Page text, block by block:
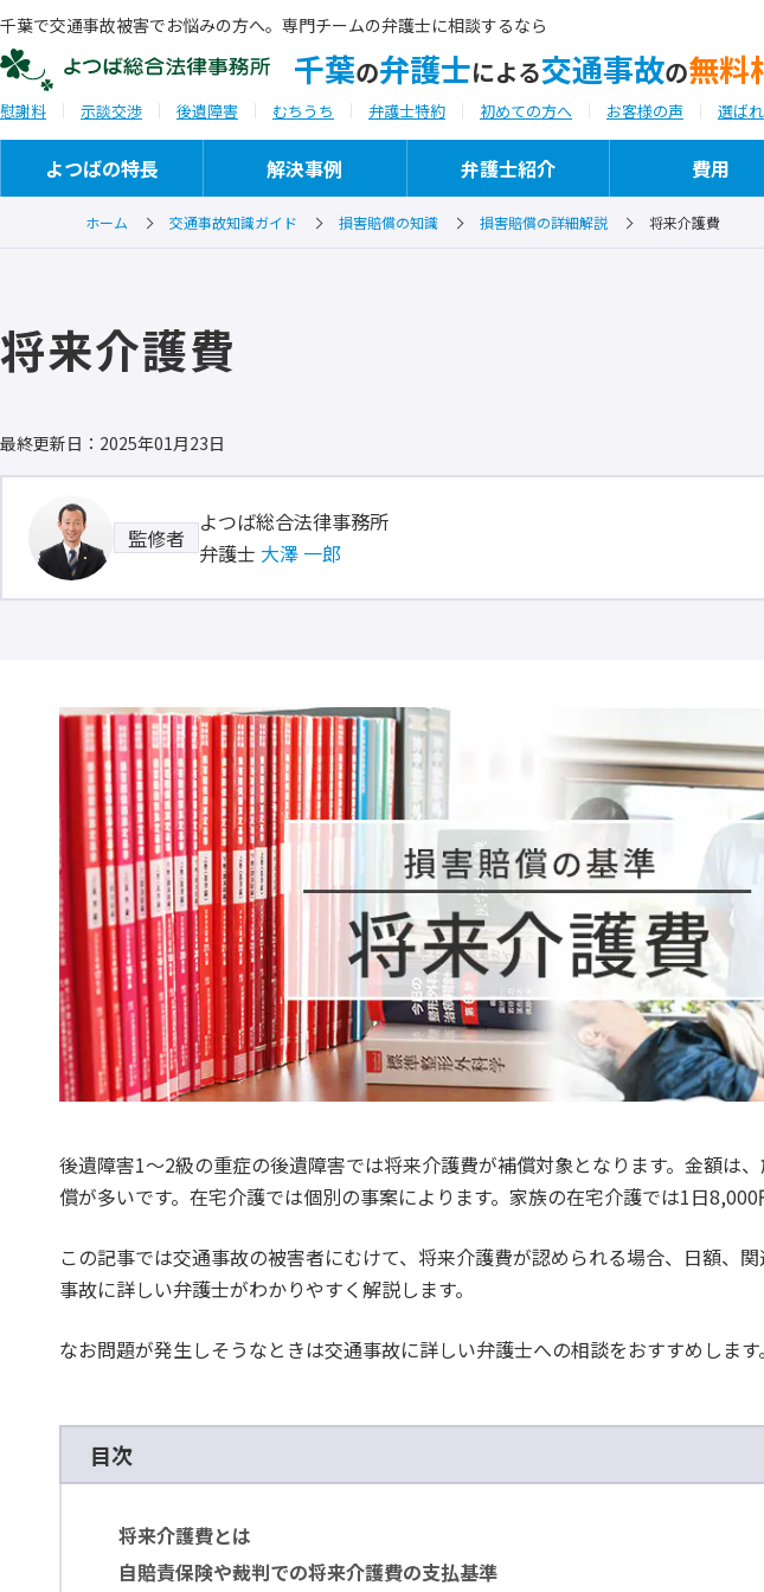
千葉で交通事故被害でお悩みの方へ。専門チームの弁護士に相談するなら
千葉の弁護士による交通事故の無料
慰謝料 示談交渉 後遺障害 むちうち 弁護士特約 初めての方へ お客様の声 選ば
よつばの特長
ご相談実例
解決事例 弁護士紹介 費用
セミナー・研修会講師
ホーム 交通事故知識ガイド 損害賠償の知識 損害賠償の詳細解説 将来介護費
将来介護費
最終更新日：2025年01月23日
監修者
よつば総合法律事務所
弁護士 大澤 一郎
後遺障害1～2級の重症の後遺障害では将来介護費が補償対象となります。金額は
償が多いです。在宅介護では個別の事案によります。家族の在宅介護では1日8,000
この記事では交通事故の被害者にむけて、将来介護費が認められる場合、日額、
事故に詳しい弁護士がわかりやすく解説します。
なお問題が発生しそうなときは交通事故に詳しい弁護士への相談をおすすめします。
目次
将来介護費とは
自賠責保険や裁判での将来介護費の支払基準